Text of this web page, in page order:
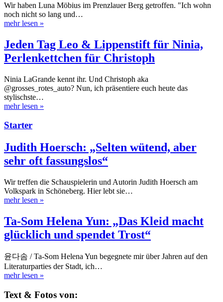
Wir haben Luna Möbius im Prenzlauer Berg getroffen. "Ich wohn
noch nicht so lang und…
mehr lesen »
Jeden Tag Leo & Lippenstift für Ninia,
Perlenkettchen für Christoph
Ninia LaGrande kennt ihr. Und Christoph aka
@grosses_rotes_auto? Nun, ich präsentiere euch heute das
stylischste…
mehr lesen »
Starter
Judith Hoersch: „Selten wütend, aber
sehr oft fassungslos“
Wir treffen die Schauspielerin und Autorin Judith Hoersch am
Volkspark in Schöneberg. Hier lebt sie…
mehr lesen »
Ta-Som Helena Yun: „Das Kleid macht
glücklich und spendet Trost“
윤다솜 / Ta-Som Helena Yun begegnete mir über Jahren auf den
Literaturparties der Stadt, ich…
mehr lesen »
Text & Fotos von: